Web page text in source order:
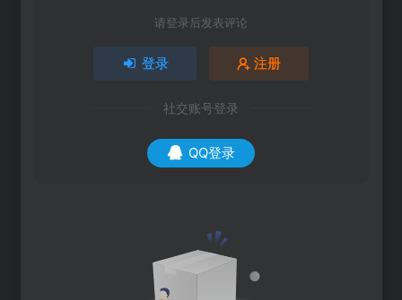
请登录后发表评论
登录 注册
社交账号登录
QQ登录